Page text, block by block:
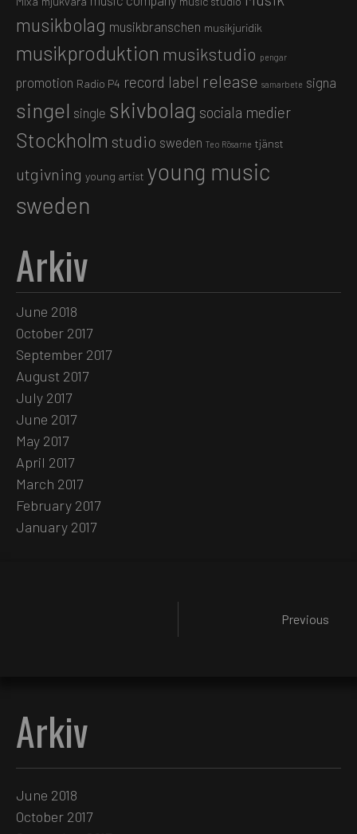
musikbolag musikbranschen musikjuridik
musikproduktion musikstudio pengar
promotion Radio P4 record label release samarbete signa
singel single skivbolag sociala medier
Stockholm studio sweden Teo Rösarne tjänst
utgivning young artist young music
sweden
Arkiv
June 2018
October 2017
September 2017
August 2017
July 2017
June 2017
May 2017
April 2017
March 2017
February 2017
January 2017
Previous
Arkiv
June 2018
October 2017